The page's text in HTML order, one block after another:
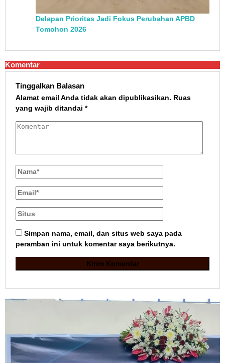
Delapan Prioritas Jadi Fokus Perubahan APBD
Tomohon 2026
Komentar
Tinggalkan Balasan
Alamat email Anda tidak akan dipublikasikan. Ruas
yang wajib ditandai *
Simpan nama, email, dan situs web saya pada
peramban ini untuk komentar saya berikutnya.